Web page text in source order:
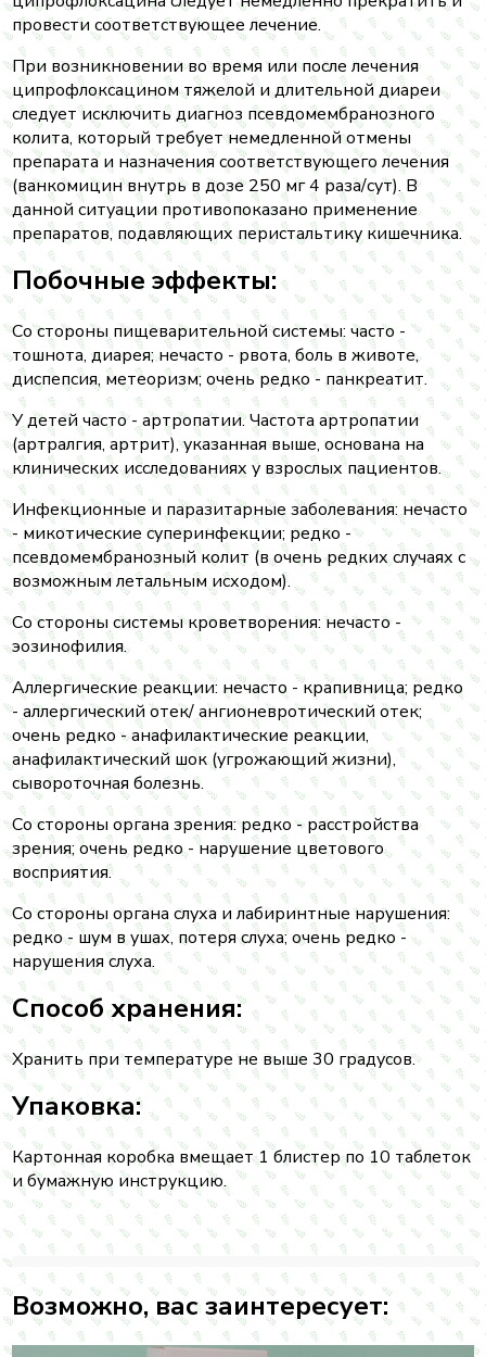
провести соответствующее лечение.
При возникновении во время или после лечения
ципрофлоксацином тяжелой и длительной диареи
следует исключить диагноз псевдомембранозного
колита, который требует немедленной отмены
препарата и назначения соответствующего лечения
(ванкомицин внутрь в дозе 250 мг 4 раза/сут). В
данной ситуации противопоказано применение
препаратов, подавляющих перистальтику кишечника.
Побочные эффекты:
Со стороны пищеварительной системы: часто -
тошнота, диарея; нечасто - рвота, боль в животе,
диспепсия, метеоризм; очень редко - панкреатит.
У детей часто - артропатии. Частота артропатии
(артралгия, артрит), указанная выше, основана на
клинических исследованиях у взрослых пациентов.
Инфекционные и паразитарные заболевания: нечасто
- микотические суперинфекции; редко -
псевдомембранозный колит (в очень редких случаях с
возможным летальным исходом).
Со стороны системы кроветворения: нечасто -
эозинофилия.
Аллергические реакции: нечасто - крапивница; редко
- аллергический отек/ ангионевротический отек;
очень редко - анафилактические реакции,
анафилактический шок (угрожающий жизни),
сывороточная болезнь.
Со стороны органа зрения: редко - расстройства
зрения; очень редко - нарушение цветового
восприятия.
Со стороны органа слуха и лабиринтные нарушения:
редко - шум в ушах, потеря слуха; очень редко -
нарушения слуха.
Способ хранения:
Хранить при температуре не выше 30 градусов.
Упаковка:
Картонная коробка вмещает 1 блистер по 10 таблеток
и бумажную инструкцию.
Возможно, вас заинтересует: